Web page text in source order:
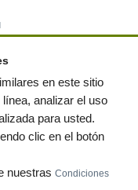
Política de privacidad
|Preguntas frecuentes|Publica
en este sitio
analizar el uso
para usted.
clic en el botón
nuestras Condiciones